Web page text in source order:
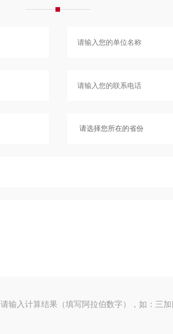
请输入计算结果（填写阿拉伯数字），如：三加